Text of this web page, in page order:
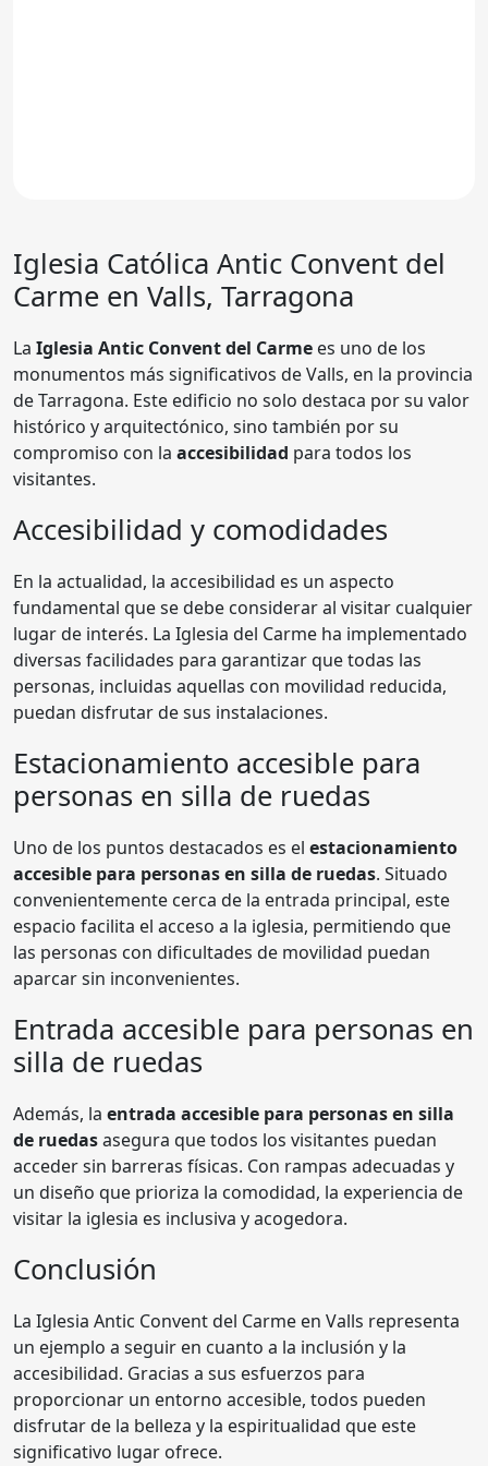
Iglesia Católica Antic Convent del
Carme en Valls, Tarragona
La Iglesia Antic Convent del Carme es uno de los
monumentos más significativos de Valls, en la provincia
de Tarragona. Este edificio no solo destaca por su valor
histórico y arquitectónico, sino también por su
compromiso con la accesibilidad para todos los
visitantes.
Accesibilidad y comodidades
En la actualidad, la accesibilidad es un aspecto
fundamental que se debe considerar al visitar cualquier
lugar de interés. La Iglesia del Carme ha implementado
diversas facilidades para garantizar que todas las
personas, incluidas aquellas con movilidad reducida,
puedan disfrutar de sus instalaciones.
Estacionamiento accesible para
personas en silla de ruedas
Uno de los puntos destacados es el estacionamiento
accesible para personas en silla de ruedas. Situado
convenientemente cerca de la entrada principal, este
espacio facilita el acceso a la iglesia, permitiendo que
las personas con dificultades de movilidad puedan
aparcar sin inconvenientes.
Entrada accesible para personas en
silla de ruedas
Además, la entrada accesible para personas en silla
de ruedasasegura que todos los visitantes puedan
acceder sin barreras físicas. Con rampas adecuadas y
un diseño que prioriza la comodidad, la experiencia de
visitar la iglesia es inclusiva y acogedora.
Conclusión
La Iglesia Antic Convent del Carme en Valls representa
un ejemplo a seguir en cuanto a la inclusión y la
accesibilidad. Gracias a sus esfuerzos para
proporcionar un entorno accesible, todos pueden
disfrutar de la belleza y la espiritualidad que este
significativo lugar ofrece.